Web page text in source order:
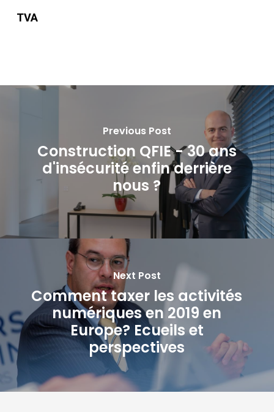
TVA
Previous Post
Construction QFIE - 30 ans
d'insécurité enfin derrière
nous ?
Next Post
Comment taxer les activités
numériques en 2019 en
Europe? Ecueils et
perspectives